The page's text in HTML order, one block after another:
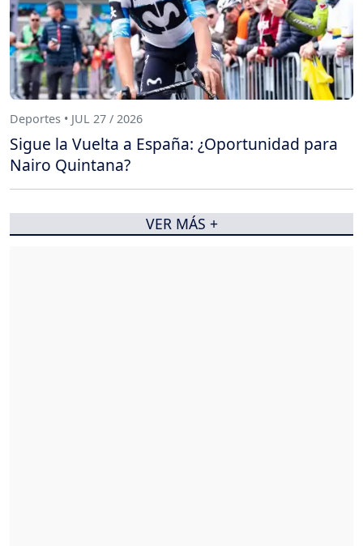
Deportes • JUL 27 / 2026
Sigue la Vuelta a España: ¿Oportunidad para
Nairo Quintana?
VER MÁS +